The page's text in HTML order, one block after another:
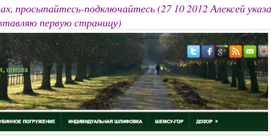
просыпайтесь-подключайтесь (27 10 2012 Алексей
первую страницу)